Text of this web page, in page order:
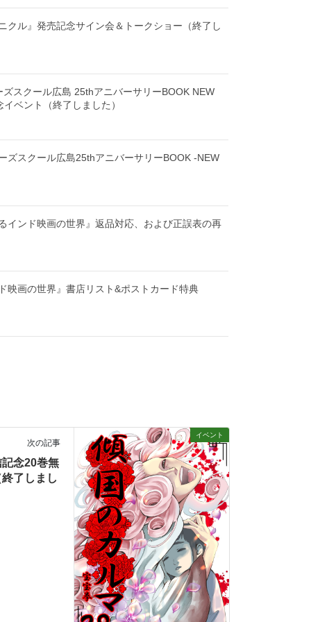
クル』発売記念サイン会＆トークショー（終了し
スクール広島 25thアニバーサリーBOOK NEW
ベント（終了しました）
ズスクール広島25thアニバーサリーBOOK -NEW
インド映画の世界』返品対応、および正誤表の再
映画の世界』書店リスト&ポストカード特典
イベント
次の記事
念20巻無
了しまし